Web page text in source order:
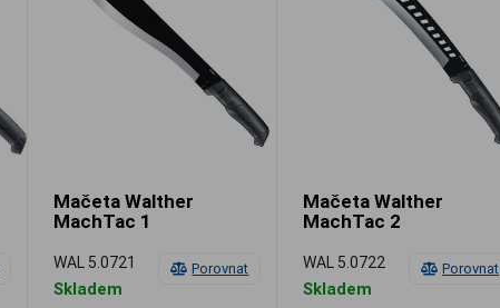
Porovnat
Mačeta Walther
MachTac 1
WAL 5.0721
Skladem
Porovnat
Mačeta Walther
MachTac 2
WAL 5.0722
Skladem